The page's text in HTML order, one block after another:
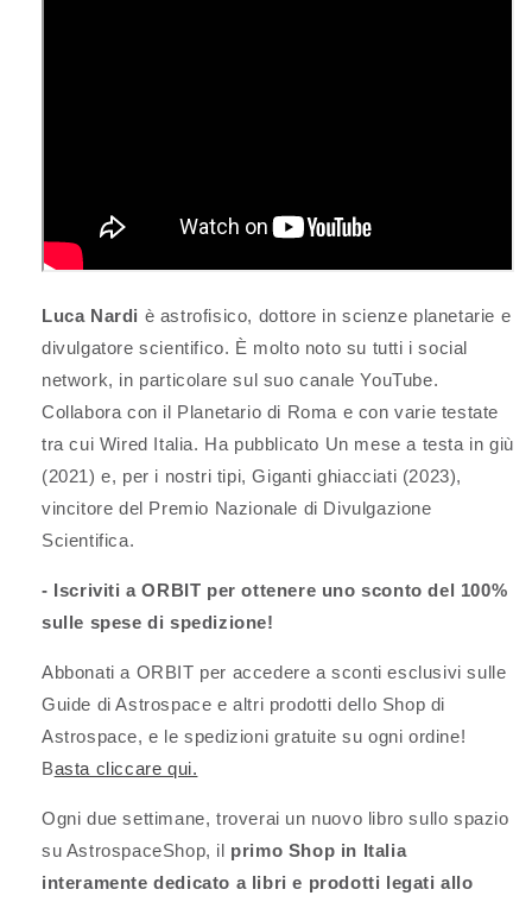
Luca Nardi è astrofisico, dottore in scienze planetarie e
divulgatore scientifico. È molto noto su tutti i social
network, in particolare sul suo canale YouTube.
Collabora con il Planetario di Roma e con varie testate
tra cui Wired Italia. Ha pubblicato Un mese a testa in giù
(2021) e, per i nostri tipi, Giganti ghiacciati (2023),
vincitore del Premio Nazionale di Divulgazione
Scientifica.
- Iscriviti a ORBIT per ottenere uno sconto del 100%
sulle spese di spedizione!
Abbonati a ORBIT per accedere a sconti esclusivi sulle
Guide di Astrospace e altri prodotti dello Shop di
Astrospace, e le spedizioni gratuite su ogni ordine!
Basta cliccare qui.
Ogni due settimane, troverai un nuovo libro sullo spazio
su AstrospaceShop, il primo Shop in Italia
interamente dedicato a libri e prodotti legati allo